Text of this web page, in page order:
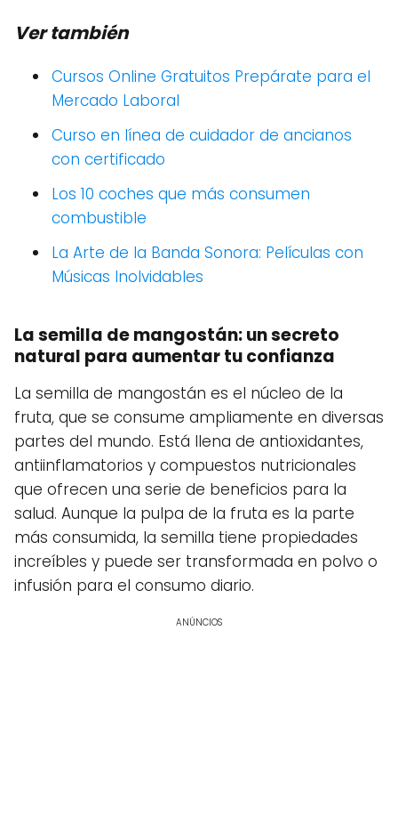
Ver también
Cursos Online Gratuitos Prepárate para el
Mercado Laboral
Curso en línea de cuidador de ancianos
con certificado
Los 10 coches que más consumen
combustible
La Arte de la Banda Sonora: Películas con
Músicas Inolvidables
La semilla de mangostán: un secreto
natural para aumentar tu confianza
La semilla de mangostán es el núcleo de la
fruta, que se consume ampliamente en diversas
partes del mundo. Está llena de antioxidantes,
antiinflamatorios y compuestos nutricionales
que ofrecen una serie de beneficios para la
salud. Aunque la pulpa de la fruta es la parte
más consumida, la semilla tiene propiedades
increíbles y puede ser transformada en polvo o
infusión para el consumo diario.
ANÚNCIOS